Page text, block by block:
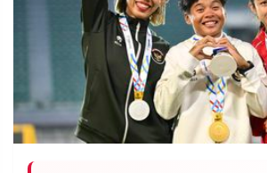
BERITA
WARGA
INFORMASI
IKLAN
KIRIM
TULISAN
PENGADUAN TERM
OF